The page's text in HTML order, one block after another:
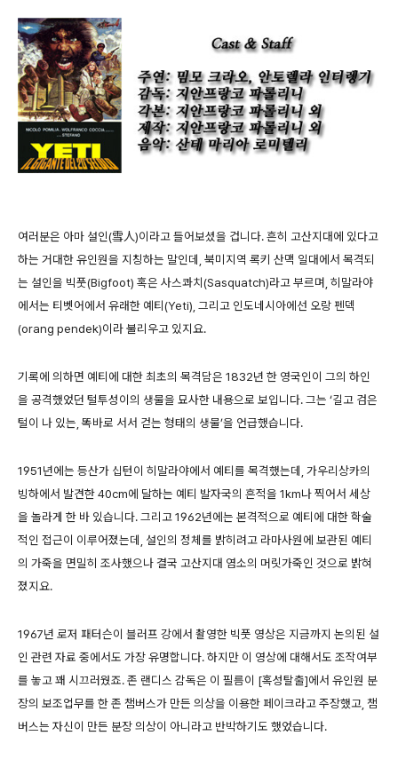
여러분은 아마 설인(雪人)이라고 들어보셨을 겁니다. 흔히 고산지대에 있다고
하는 거대한 유인원을 지칭하는 말인데, 북미지역 록키 산맥 일대에서 목격되
는 설인을 빅풋(Bigfoot) 혹은 사스콰치(Sasquatch)라고 부르며, 히말라야
에서는 티벳어에서 유래한 예티(Yeti), 그리고 인도네시아에선 오랑 펜덱
(orang pendek)이라 불리우고 있지요.
기록에 의하면 예티에 대한 최초의 목격담은 1832년 한 영국인이 그의 하인
을 공격했었던 털투성이의 생물을 묘사한 내용으로 보입니다. 그는 ‘길고 검은
털이 나 있는, 똑바로 서서 걷는 형태의 생물’을 언급했습니다.
1951년에는 등산가 십턴이 히말라야에서 예티를 목격했는데, 가우리상카의
빙하에서 발견한 40cm에 달하는 예티 발자국의 흔적을 1km나 찍어서 세상
을 놀라게 한 바 있습니다. 그리고 1962년에는 본격적으로 예티에 대한 학술
적인 접근이 이루어졌는데, 설인의 정체를 밝히려고 라마사원에 보관된 예티
의 가죽을 면밀히 조사했으나 결국 고산지대 염소의 머릿가죽인 것으로 밝혀
졌지요.
1967년 로저 패터슨이 블러프 강에서 촬영한 빅풋 영상은 지금까지 논의된 설
인 관련 자료 중에서도 가장 유명합니다. 하지만 이 영상에 대해서도 조작여부
를 놓고 꽤 시끄러웠죠. 존 랜디스 감독은 이 필름이 [혹성탈출]에서 유인원 분
장의 보조업무를 한 존 챔버스가 만든 의상을 이용한 페이크라고 주장했고, 챔
버스는 자신이 만든 분장 의상이 아니라고 반박하기도 했었습니다.